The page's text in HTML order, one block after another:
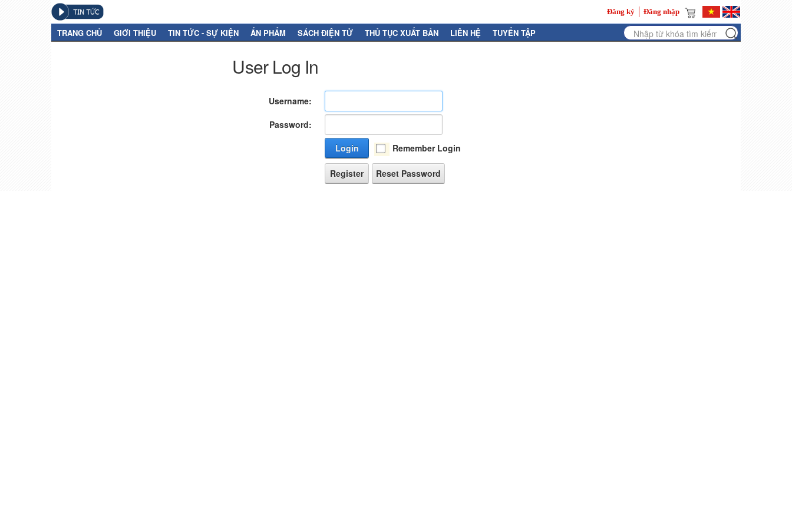
Đăng ký Đăng nhập
TRANG CHỦ GIỚI THIỆU TIN TỨC - SỰ KIỆN ẤN PHẨM SÁCH ĐIỆN TỬ THỦ TỤC XUẤT BẢN LIÊN HỆ TUYỂN TẬP
User Log In
Username:
Password:
Login
Remember Login
Register Reset Password